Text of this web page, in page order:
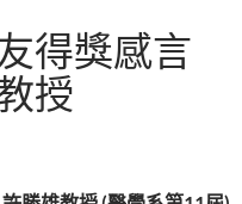
得獎感言
授